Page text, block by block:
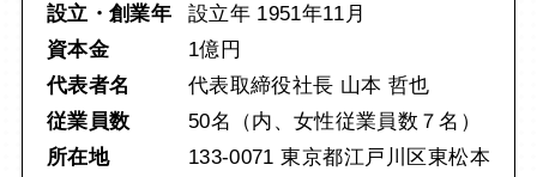
設立・創業年
設立年 1951年11月
資本金
1億円
代表者名
代表取締役社長 山本 哲也
従業員数
50名（内、女性従業員数７名）
所在地
133-0071 東京都江戸川区東松本